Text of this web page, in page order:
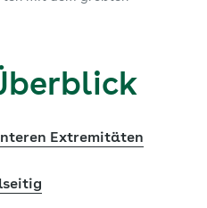
Extremitäten